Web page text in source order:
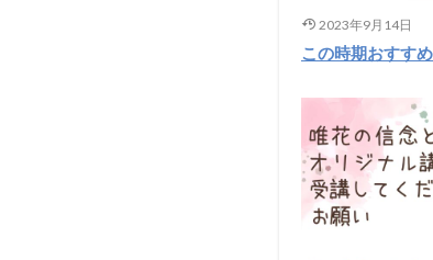
2023年9月14日
この時期おすす